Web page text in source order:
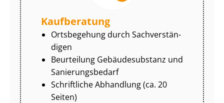
Kaufberatung
Ortsbegehung durch Sach­ver­stän­
di­gen
Beurteilung Gebäudesubstanz und
Sa­nie­rungs­be­darf
Schriftliche Abhandlung (ca. 20
Seiten)